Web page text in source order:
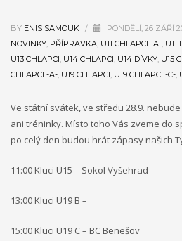
BY ENIS SAMOUK / PONDĚLÍ, 26 ZÁŘÍ
NOVINKY PŘÍPRAVKA U11 CHLAPCI -A- U11
U13 CHLAPCI U14 CHLAPCI U14 DÍVKY U15
CHLAPCI -A- U19 CHLAPCI U19 CHLAPCI -C-
Ve státní svátek, ve středu 28.9.
ani tréninky. Místo toho Vás zveme do
po celý den budou hrát zápasy našich
11:00 Kluci U15 – Sokol Vyšehrad
13:00 Kluci U19 B –
15:00 Kluci U19 C – BC Benešov